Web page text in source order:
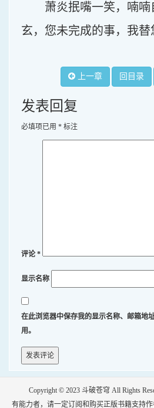
萧炎抿嘴一笑，喃喃
玄，您未完成的事，我
上一章 回目录
发表回复
必填项已用 * 标注
评论*
显示名称
在此浏览器中保存我的显示名称、邮箱地
用。
Copyright © 2023 斗破苍穹 All Rights
有能力者，请一定订阅和购买正版书籍支持